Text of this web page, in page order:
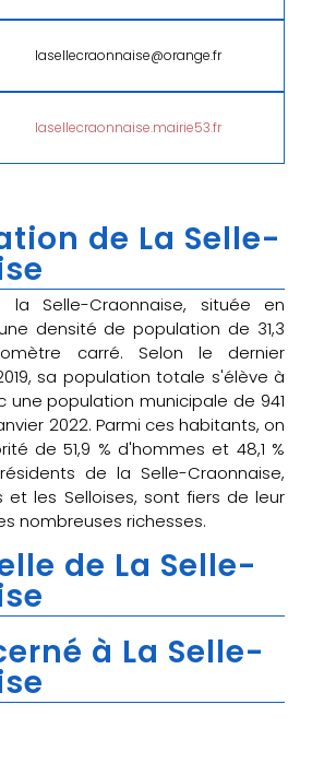
lasellecraonnaise@orange.fr
lasellecraonnaise.mairie53.fr
de La Selle-
Selle-Craonnaise, située en
densité de population de 31,3
carré. Selon le dernier
sa population totale s'élève à
une population municipale de 941
2022. Parmi ces habitants, on
de 51,9 % d'hommes et 48,1 %
de la Selle-Craonnaise,
et les Selloises, sont fiers de leur
nombreuses richesses.
de La Selle-
à La Selle-